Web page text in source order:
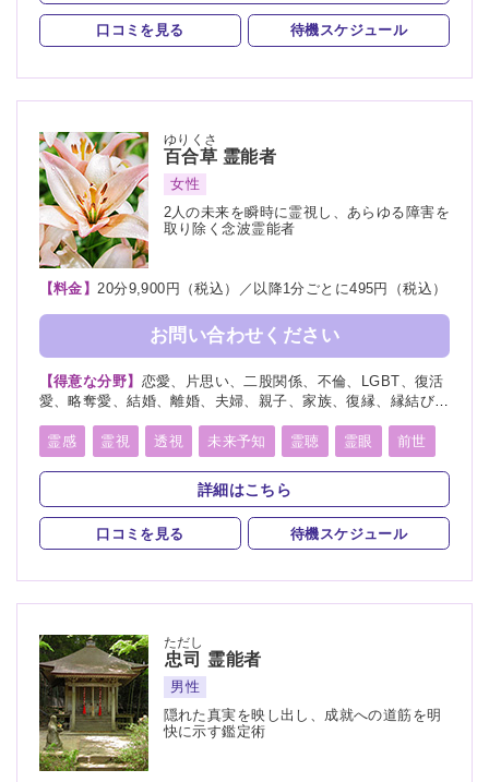
守護霊 背後霊 死者霊の降霊 イタコ口寄せ
霊媒(憑依) チャネリング オーラリーディング
口コミを見る 待機スケジュール
百合草
ゆりくさ
霊能者
女性
2人の未来を瞬時に霊視し、あらゆる障害を
取り除く念波霊能者
【料金】20分9,900円（税込）／以降1分ごとに495円（税込）
お問い合わせください
【得意な分野】 恋愛、片思い、二股関係、不倫、LGBT、復活
愛、略奪愛、結婚、離婚、夫婦、親子、家族、復縁、縁結び、
職、進路、未来、介護、健康、金運、仕事、引越し、開運、故
人、教育、過去、浮気、総合運、運勢、心霊相談、心霊写真
霊感 霊視 透視 未来予知 霊聴 霊眼 前世
言霊 守護霊 死者霊の降霊 縁結び 祈願
波動修正 チャネリング オーラリーディング
チャクラ スピリチュアルカウンセリング オーラ
詳細はこちら
口コミを見る 待機スケジュール
忠司
ただし
霊能者
男性
隠れた真実を映し出し、成就への道筋を明
快に示す鑑定術